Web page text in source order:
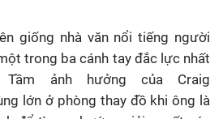
giống nhà văn nổi tiếng người
trong ba cánh tay đắc lực nhất
Tầm ảnh hưởng của Craig
lớn ở phòng thay đồ khi ông là